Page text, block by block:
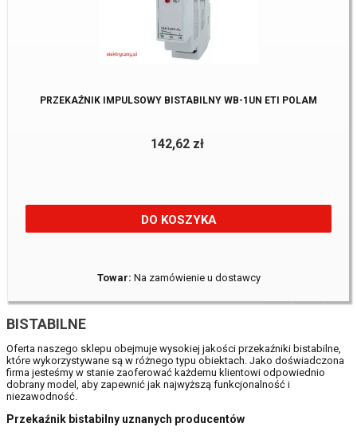
PRZEKAŹNIK IMPULSOWY BISTABILNY WB-1UN ETI POLAM
142,62 zł
DO KOSZYKA
Towar: Na zamówienie u dostawcy
BISTABILNE
Oferta naszego sklepu obejmuje wysokiej jakości przekaźniki bistabilne,
które wykorzystywane są w różnego typu obiektach. Jako doświadczona
firma jesteśmy w stanie zaoferować każdemu klientowi odpowiednio
dobrany model, aby zapewnić jak najwyższą funkcjonalność i
niezawodność.
Przekaźnik bistabilny uznanych producentów